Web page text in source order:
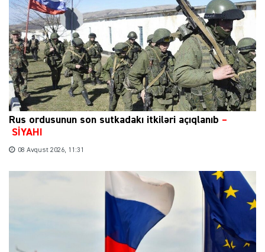
Rus ordusunun son sutkadakı itkiləri açıqlanıb –
SİYAHI
08 Avqust 2026, 11:31